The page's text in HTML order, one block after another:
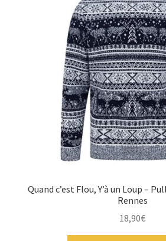
Quand c’est Flou, Y’à un Loup –
Rennes
18,90€